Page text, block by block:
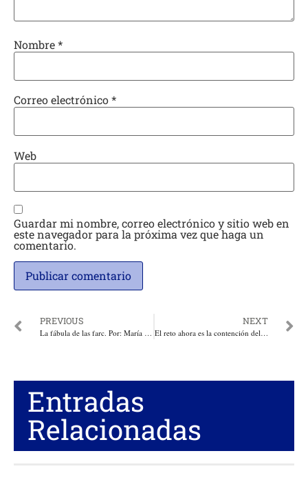
Nombre*
Correo electrónico*
Web
Guardar mi nombre, correo electrónico y sitio web en
este navegador para la próxima vez que haga un
comentario.
PREVIOUS
La fábula de las farc. Por: María Fernanda Cabal
NEXT
El reto ahora es la contención del coronavirus COVID 19: Iván Duque
Entradas
Relacionadas